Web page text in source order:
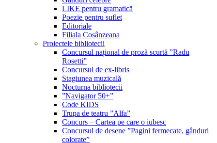
LIKE pentru gramatică
Poezie pentru suflet
Editoriale
Filiala Cosânzeana
Proiectele bibliotecii
Concursul național de proză scurtă ”Radu
Rosetti”
Concursul de ex-libris
Stagiunea muzicală
Nocturna bibliotecii
”Navigator 50+”
Code KIDS
Trupa de teatru ”Alfa”
Concurs – Cartea pe care o iubesc
Concursul de desene ”Pagini fermecate, gânduri
colorate”